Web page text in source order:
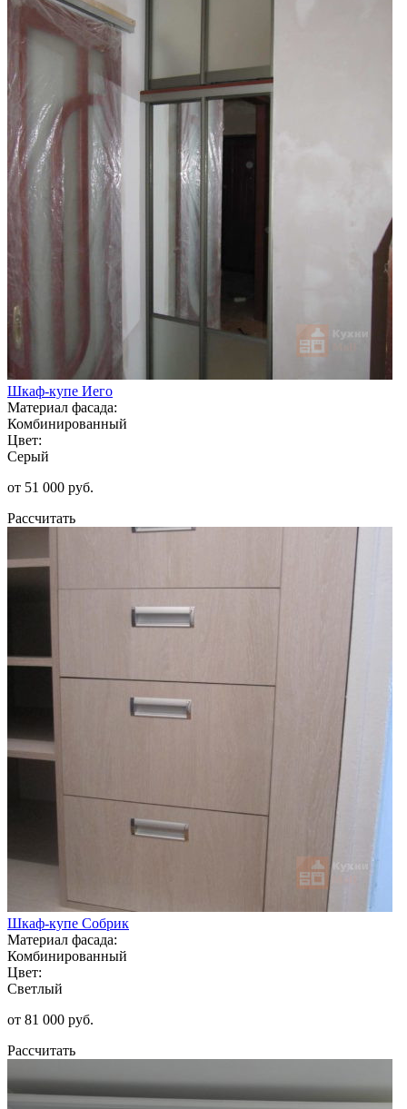
Шкаф-купе Иего
Материал фасада:
Комбинированный
Цвет:
Серый
от 51 000 руб.
Рассчитать
Шкаф-купе Собрик
Материал фасада:
Комбинированный
Цвет:
Светлый
от 81 000 руб.
Рассчитать